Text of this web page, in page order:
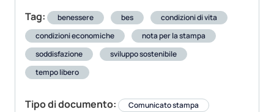
Tag: benessere bes
condizioni di vita
condizioni economiche
nota per la stampa
soddisfazione
sviluppo sostenibile
tempo libero
Tipo di documento: Comunicato stampa